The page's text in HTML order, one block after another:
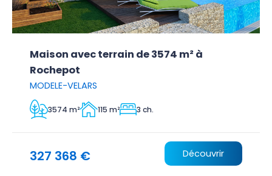
Maison avec terrain de 3574 m² à
Rochepot
MODELE-VELARS
3574 m² 115 m² 3 ch.
327 368 € Découvrir